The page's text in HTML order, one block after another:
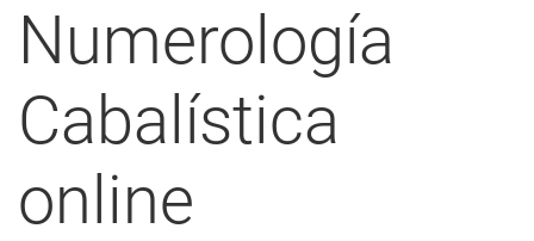
Numerología
Cabalística
online